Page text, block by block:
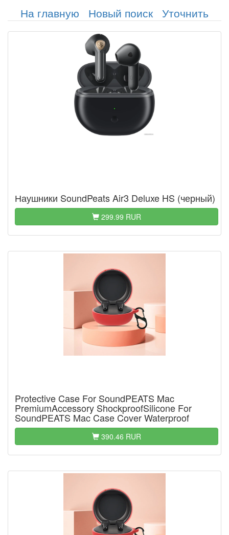
На главную Новый поиск Уточнить
Наушники SoundPeats Air3 Deluxe HS (черный)
299.99 RUR
Protective Case For SoundPEATS Mac
PremiumAccessory ShockproofSilicone For
SoundPEATS Mac Case Cover Waterproof
390.46 RUR